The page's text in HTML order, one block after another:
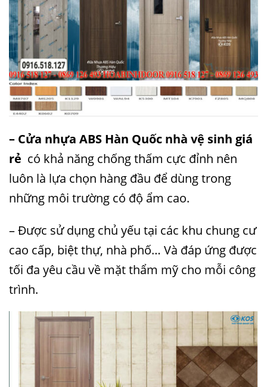
– Cửa nhựa ABS Hàn Quốc nhà vệ sinh giá
rẻ có khả năng chống thấm cực đỉnh nên
luôn là lựa chọn hàng đầu để dùng trong
những môi trường có độ ẩm cao.
– Được sử dụng chủ yếu tại các khu chung cư
cao cấp, biệt thự, nhà phố… Và đáp ứng được
tối đa yêu cầu về mặt thẩm mỹ cho mỗi công
trình.